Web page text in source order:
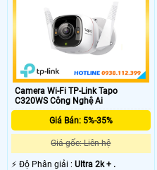
Camera Wi-Fi TP-Link Tapo
C320WS Công Nghệ Ai
Giá Bán: 5%-35%
Giá gốc: Liên hệ
️⚡ Độ Phân giải : Ultra 2k + .